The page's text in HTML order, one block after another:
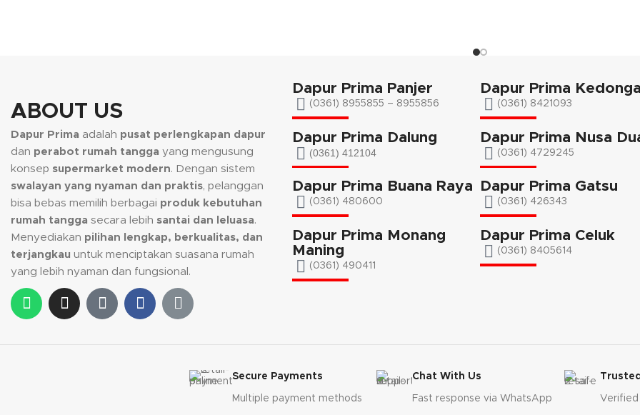
ABOUT US
Dapur Prima adalah pusat perlengkapan dapur
dan perabot rumah tangga yang mengusung
konsep supermarket modern. Dengan sistem
swalayan yang nyaman dan praktis, pelanggan
bisa bebas memilih berbagai produk kebutuhan
rumah tangga secara lebih santai dan leluasa.
Menyediakan pilihan lengkap, berkualitas, dan
terjangkau untuk menciptakan suasana rumah
yang lebih nyaman dan fungsional.
Dapur Prima Panjer
(0361) 8955855 – 8955856​
Dapur Prima Dalung
(0361) 412104
Dapur Prima Buana Raya
(0361) 480600
Dapur Prima Monang
Maning
(0361) 490411​
Dapur Prima
(0361) 8421093
Dapur Prima Nusa
(0361) 4729245
Dapur Prima Gatsu
(0361) 426343
Dapur Prima Celuk
(0361) 8405614
Secure Payments
Multiple payment methods
Chat With Us
Fast response via WhatsApp